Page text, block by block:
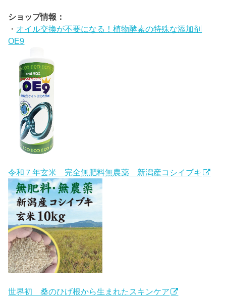
ショップ情報：
・ オイル交換が不要になる！植物酵素の特殊な添加剤
OE9
令和７年玄米 完全無肥料無農薬 新潟産コシイブキ
世界初 桑のひげ根から生まれたスキンケア